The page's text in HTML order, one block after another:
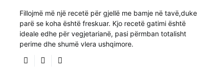
Fillojmë më një recetë për gjellë me bamje në tavë,duke
parë se koha është freskuar. Kjo recetë gatimi është
ideale edhe për vegjetarianë, pasi përmban totalisht
perime dhe shumë vlera ushqimore.